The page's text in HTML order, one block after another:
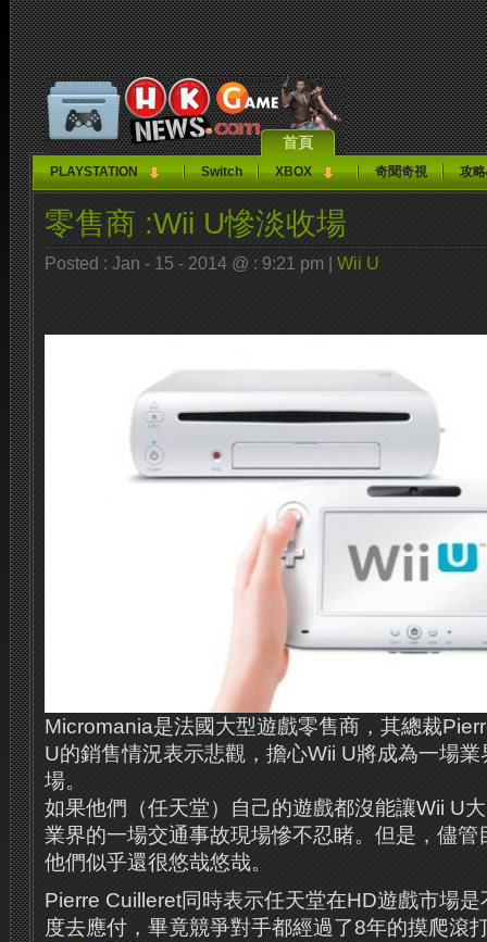
首頁
PLAYSTATION Switch XBOX 奇聞奇視 攻
零售商 :Wii U慘淡收場
Posted : Jan - 15 - 2014 @ : 9:21 pm | Wii U
Micromania是法國大型遊戲零售商，其總裁
U的銷售情況表示悲觀，擔心Wii U將成為一場業
場。
如果他們（任天堂）自己的遊戲都沒能讓Wii U
業界的一場交通事故現場慘不忍睹。但是，儘管
他們似乎還很悠哉悠哉。
Pierre Cuilleret同時表示任天堂在HD遊戲市場
度去應付，畢竟競爭對手都經過了8年的摸爬滾